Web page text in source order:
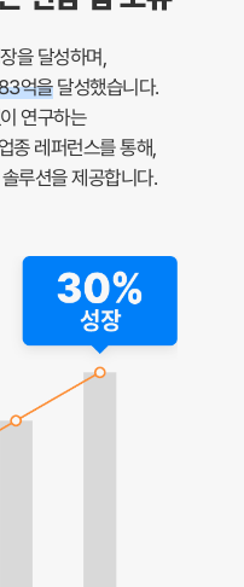
을 달성하며,
억을달성했습니다.
연구하는
종 레퍼런스를 통해,
루션을 제공합니다.